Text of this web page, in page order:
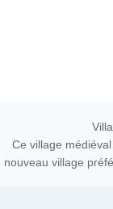
Ce village
nouveau village